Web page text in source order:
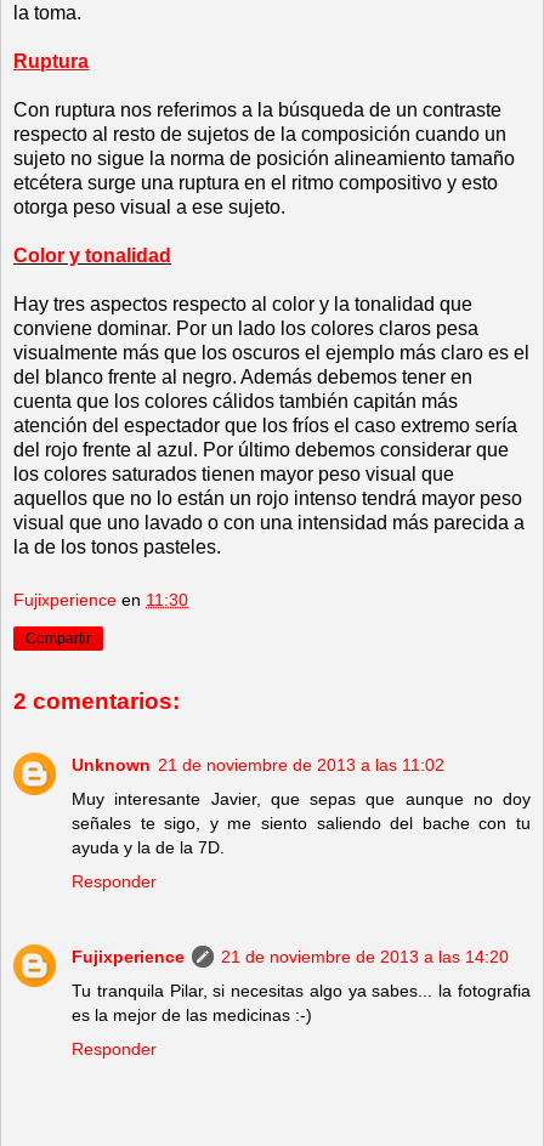
la toma.
Ruptura
Con ruptura nos referimos a la búsqueda de un contraste
respecto al resto de sujetos de la composición cuando un
sujeto no sigue la norma de posición alineamiento tamaño
etcétera surge una ruptura en el ritmo compositivo y esto
otorga peso visual a ese sujeto.
Color y tonalidad
Hay tres aspectos respecto al color y la tonalidad que
conviene dominar. Por un lado los colores claros pesa
visualmente más que los oscuros el ejemplo más claro es el
del blanco frente al negro. Además debemos tener en
cuenta que los colores cálidos también capitán más
atención del espectador que los fríos el caso extremo sería
del rojo frente al azul. Por último debemos considerar que
los colores saturados tienen mayor peso visual que
aquellos que no lo están un rojo intenso tendrá mayor peso
visual que uno lavado o con una intensidad más parecida a
la de los tonos pasteles.
Fujixperience en 11:30
Compartir
2 comentarios:
Unknown 21 de noviembre de 2013 a las 11:02
Muy interesante Javier, que sepas que aunque no doy
señales te sigo, y me siento saliendo del bache con tu
ayuda y la de la 7D.
Responder
Fujixperience
21 de noviembre de 2013 a las 14:20
Tu tranquila Pilar, si necesitas algo ya sabes... la fotografia
es la mejor de las medicinas :-)
Responder